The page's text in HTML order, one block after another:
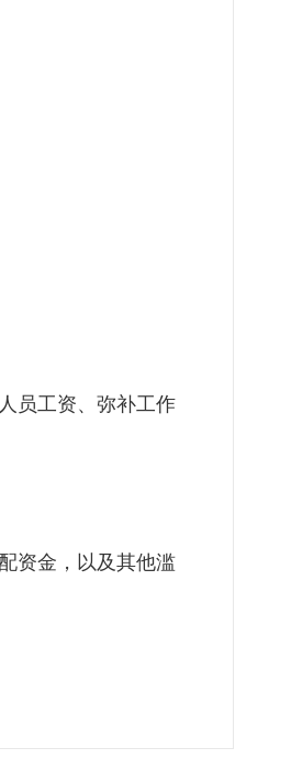
员工资、弥补工作
资金，以及其他滥